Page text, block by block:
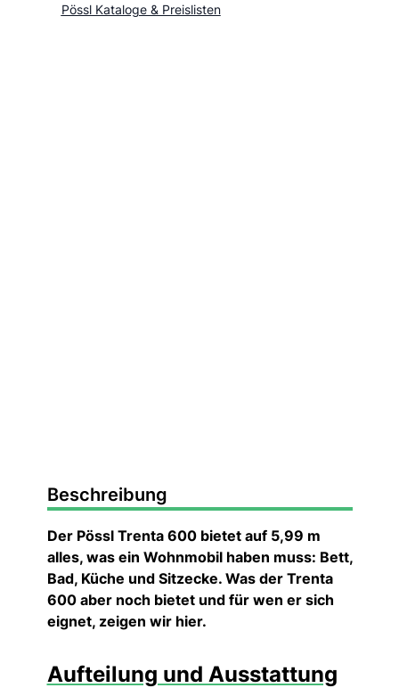
Pössl Kataloge & Preislisten
Beschreibung
Der Pössl Trenta 600 bietet auf 5,99 m
alles, was ein Wohnmobil haben muss: Bett,
Bad, Küche und Sitzecke. Was der Trenta
600 aber noch bietet und für wen er sich
eignet, zeigen wir hier.
Aufteilung und Ausstattung